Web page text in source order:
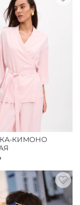
КИМОНО